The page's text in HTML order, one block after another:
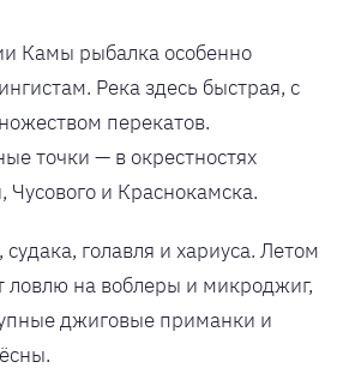
Камы рыбалка особенно
Река здесь быстрая, с
перекатов.
точки — в окрестностях
и Краснокамска.
голавля и хариуса. Летом
ловлю на воблеры и микроджиг,
джиговые приманки и